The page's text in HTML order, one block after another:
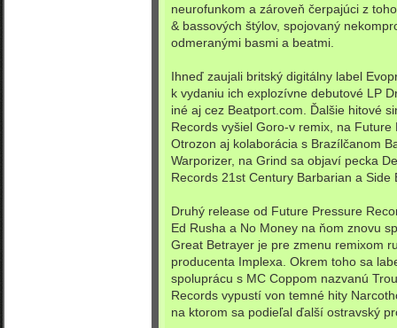
neurofunkom a zároveň čerpajúci z
& bassových štýlov, spojovaný
odmeranými basmi a beatmi.
Ihneď zaujali britský digitálny label
k vydaniu ich explozívne debutové LP
iné aj cez Beatport.com. Ďalšie hitové
Records vyšiel Goro-v remix, na
Otrozon aj kolaborácia s Brazílčanom
Warporizer, na Grind sa objaví pecka
Records 21st Century Barbarian a Side
Druhý release od Future Pressure
Ed Rusha a No Money na ňom znovu
Great Betrayer je pre zmenu remixom
producenta Implexa. Okrem toho sa
spoluprácu s MC Coppom nazvanú
Records vypustí von temné hity
na ktorom sa podieľal ďalší ostravský